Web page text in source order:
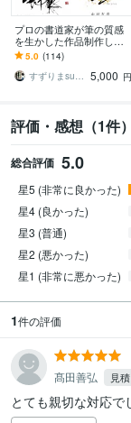
プロの書道家が筆の質感
を生かした作品制作しま
す 抽象的な筆文字から多
様な書体に対応します。
墨絵ご希望の方も。
5.0 (114)
すずりまsuzurima 5,000 円
評価・感想（1件
総合評価 5.0
星5 (非常に良かった)
星4 (良かった)
星3 (普通)
星2 (悪かった)
星1 (非常に悪かった)
1件の評価
髙田善弘 見
とても親切な対応で